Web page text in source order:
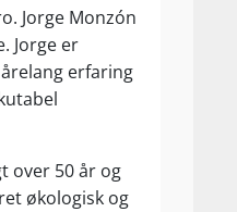
Jorge Monzón
Jorge er
erfaring
over 50 år og
økologisk og